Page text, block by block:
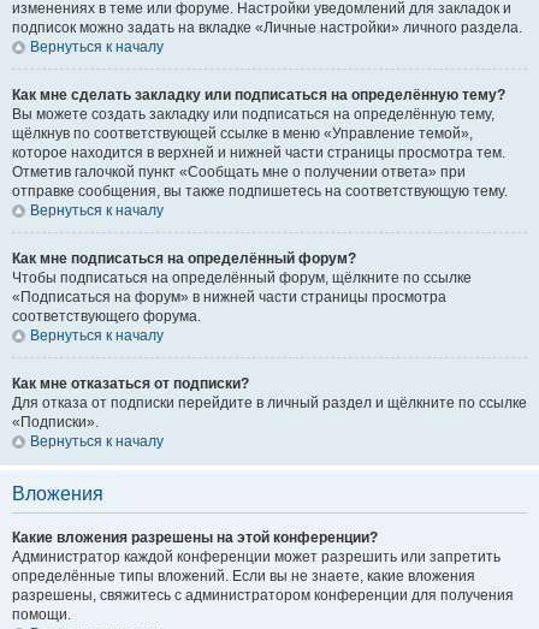
изменениях в теме или форуме. Настройки уведомлений для закладок и
подписок можно задать на вкладке «Личные настройки» личного раздела.
Вернуться к началу
Как мне сделать закладку или подписаться на определённую тему?
Вы можете создать закладку или подписаться на определённую тему,
щёлкнув по соответствующей ссылке в меню «Управление темой»,
которое находится в верхней и нижней части страницы просмотра тем.
Отметив галочкой пункт «Сообщать мне о получении ответа» при
отправке сообщения, вы также подпишетесь на соответствующую тему.
Вернуться к началу
Как мне подписаться на определённый форум?
Чтобы подписаться на определённый форум, щёлкните по ссылке
«Подписаться на форум» в нижней части страницы просмотра
соответствующего форума.
Вернуться к началу
Как мне отказаться от подписки?
Для отказа от подписки перейдите в личный раздел и щёлкните по ссылке
«Подписки».
Вернуться к началу
Вложения
Какие вложения разрешены на этой конференции?
Администратор каждой конференции может разрешить или запретить
определённые типы вложений. Если вы не знаете, какие вложения
разрешены, свяжитесь с администратором конференции для получения
помощи.